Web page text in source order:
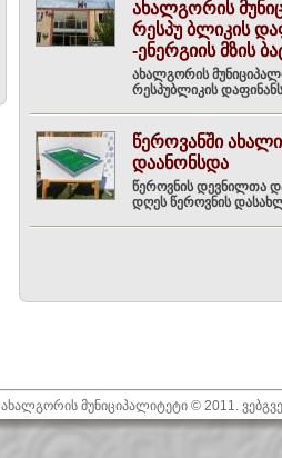
ახალგორის
რესპუ ბლიკის
-ენერგიის მზის
ახალგორის
რესპუბლიკის
წეროვანში
დაანონსდა
წეროვნის დევნილთა
დღეს წეროვნის
ახალგორის მუნიციპალიტეტი © 2011.